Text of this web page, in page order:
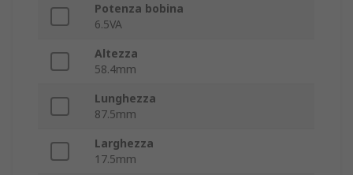
Potenza bobina
6.5VA
Altezza
58.4mm
Lunghezza
87.5mm
Larghezza
17.5mm